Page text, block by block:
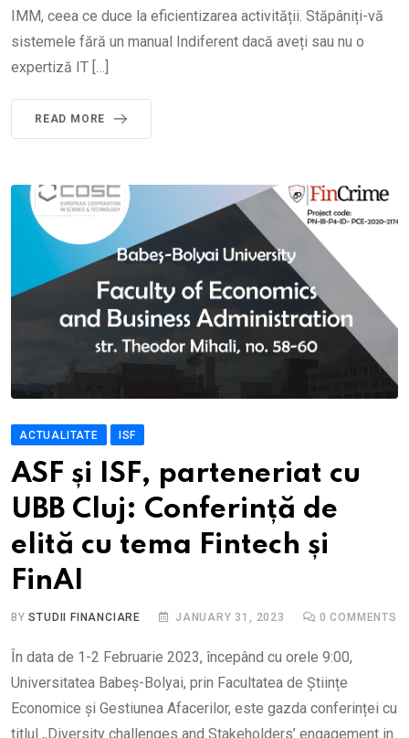
IMM, ceea ce duce la eficientizarea activității. Stăpâniți-vă
sistemele fără un manual Indiferent dacă aveți sau nu o
expertiză IT […]
READ MORE
ACTUALITATE ISF
ASF și ISF, parteneriat cu
UBB Cluj: Conferință de
elită cu tema Fintech și
FinAI
BYSTUDII FINANCIARE JANUARY 31, 2023 0 COMMENTS
În data de 1-2 Februarie 2023, începând cu orele 9:00,
Universitatea Babeș-Bolyai, prin Facultatea de Științe
Economice și Gestiunea Afacerilor, este gazda conferinței cu
titlul ,,Diversity challenges and Stakeholders’ engagement in